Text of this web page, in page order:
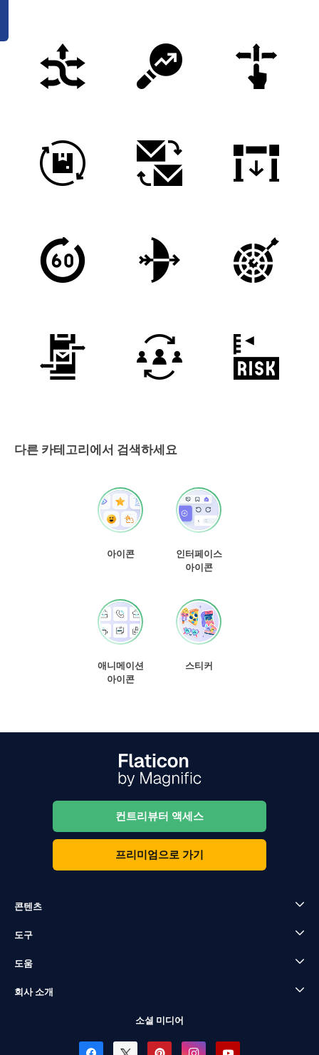
다른 카테고리에서 검색하세요
아이콘
인터페이스
아이콘
애니메이션
아이콘
스티커
컨트리뷰터 액세스
프리미엄으로 가기
콘텐츠
도구
도움
회사 소개
소셜 미디어